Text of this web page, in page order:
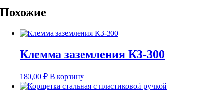
Похожие
Клемма заземления КЗ-300
180,00 ₽ В корзину